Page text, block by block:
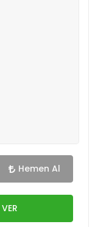
Hemen Al